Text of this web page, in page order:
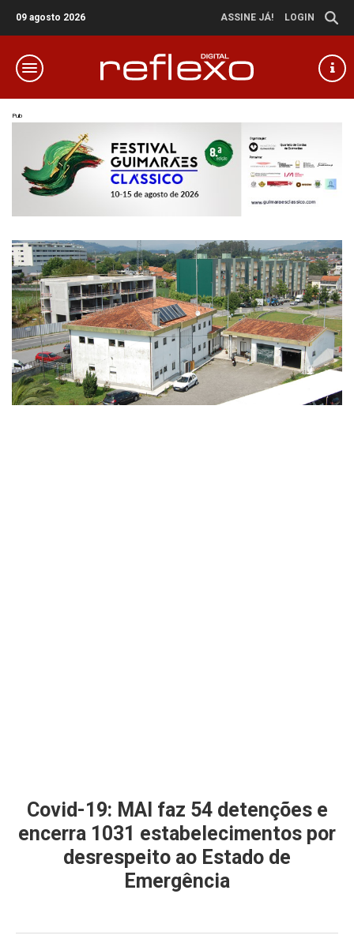
09 agosto 2026 ASSINE JÁ! LOGIN
Pub
Covid-19: MAI faz 54 detenções e
encerra 1031 estabelecimentos por
desrespeito ao Estado de
Emergência